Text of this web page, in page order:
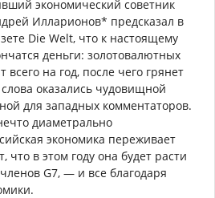
экономический советник
Илларионов* предсказал в
Die Welt, что к настоящему
деньги: золотовалютных
всего на год, после чего грянет
оказались чудовищной
для западных комментаторов.
диаметрально
экономика переживает
в этом году она будет расти
G7, — и все благодаря